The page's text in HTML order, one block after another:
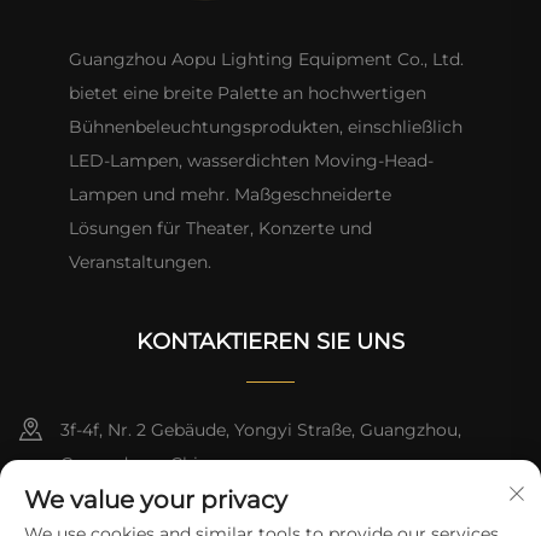
Guangzhou Aopu Lighting Equipment Co., Ltd.
bietet eine breite Palette an hochwertigen
Bühnenbeleuchtungsprodukten, einschließlich
LED-Lampen, wasserdichten Moving-Head-
Lampen und mehr. Maßgeschneiderte
Lösungen für Theater, Konzerte und
Veranstaltungen.
KONTAKTIEREN SIE UNS
3f-4f, Nr. 2 Gebäude, Yongyi Straße, Guangzhou,
Guangdong, China
+86-13824494018
We value your privacy